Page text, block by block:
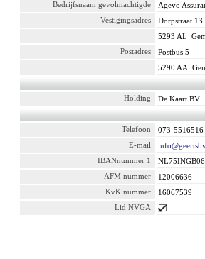
Bedrijfsnaam gevolmachtigde
Agevo
Vestigingsadres
Dorpstraat 13
5293 AL
Postadres
Postbus 5
5290 AA
Holding De Kaart BV
Telefoon
073-5516516
E-mail
IBANnummer 1
AFM nummer
12006636
KvK nummer
16067539
Lid NVGA